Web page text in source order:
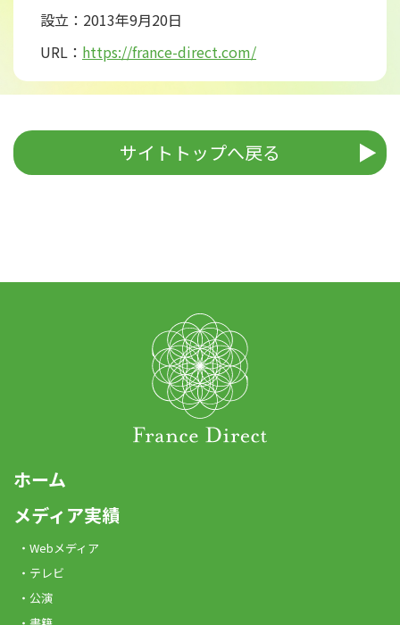
設立：2013年9月20日
URL： https://france-direct.com/
サイトトップへ戻る
ホーム
メディア実績
Webメディア
テレビ
公演